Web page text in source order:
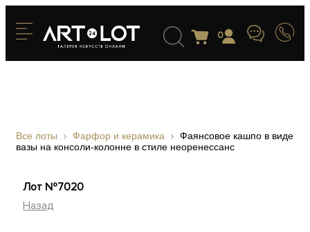
0
Все лоты Фарфор и керамика
Фаянсовое кашпо в виде
вазы на консоли-колонне в стиле неоренессанс
Лот №7020
Назад